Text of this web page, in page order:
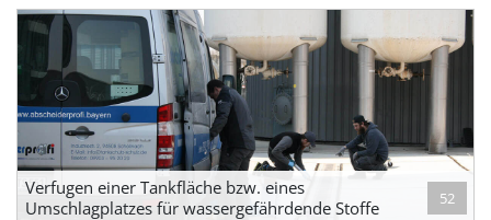
Verfugen einer Tankfläche bzw. eines
Umschlagplatzes für wassergefährdende Stoffe
52